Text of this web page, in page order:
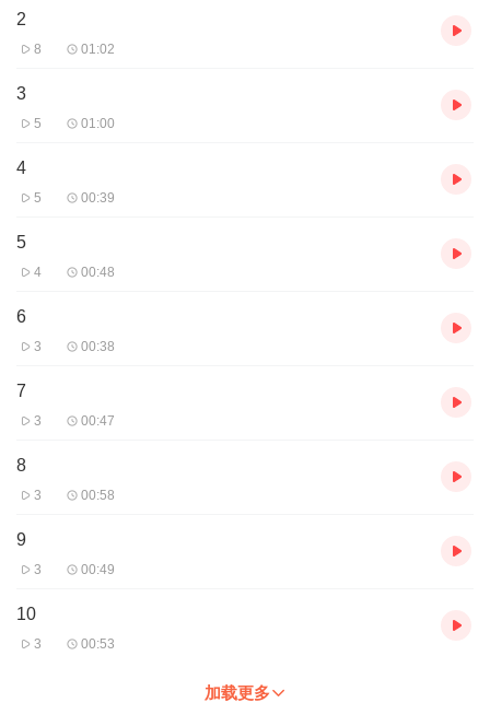
2
8 01:02
3
5 01:00
4
5 00:39
5
4 00:48
6
3 00:38
7
3 00:47
8
3 00:58
9
3 00:49
10
3 00:53
加载更多